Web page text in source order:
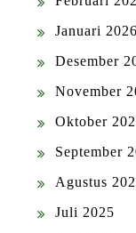
Januari 2026
Desember
November
Oktober
September
Agustus
Juli 2025